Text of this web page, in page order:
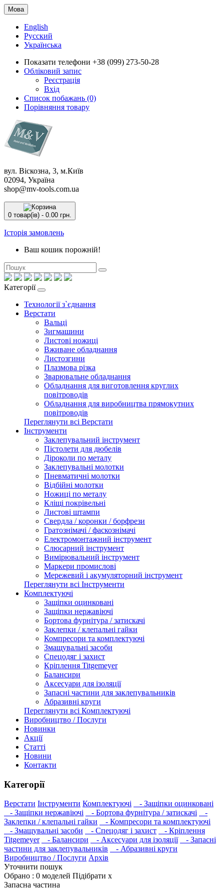
Мова
English
Русский
Українська
Показати телефони +38 (099) 273-50-28
Обліковий запис
Реєстрація
Вхід
Список побажань (0)
Порівняння товару
вул. Віскозна, 3, м.Київ
02094, Україна
shop@mv-tools.com.ua
0 товар(ів) - 0.00 грн.
Історія замовлень
Ваш кошик порожній!
Категорії
Технології з`єднання
Верстати
Вальці
Зигмашини
Листові ножиці
Вживане обладнання
Листозгини
Плазмова різка
Зварювальне обладнання
Обладнання для виготовлення круглих
повітроводів
Обладнання для виробництва прямокутних
повітроводів
Переглянути всі Верстати
Інструменти
Заклепувальний інструмент
Пістолети для дюбелів
Діроколи по металу
Заклепувальні молотки
Пневматичні молотки
Відбійні молотки
Ножиці по металу
Кліщі покрівельні
Листові штампи
Свердла / коронки / борфрези
Гратознімачі / фаскознімачі
Електромонтажний інструмент
Слюсарний інструмент
Вимірювальний інструмент
Маркери промислові
Мережевий і акумуляторний інструмент
Переглянути всі Інструменти
Комплектуючі
Защіпки оцинковані
Защіпки нержавіючі
Бортова фурнітура / затискачі
Заклепки / клепальні гайки
Компресори та комплектуючі
Змащувальні засоби
Спецодяг і захист
Кріплення Titgemeyer
Балансири
Аксесуари для ізоляції
Запасні частини для заклепувальників
Абразивні круги
Переглянути всі Комплектуючі
Виробництво / Послуги
Новинки
Акції
Статті
Новини
Контакти
Категорії
Верстати Інструменти Комплектуючі
- Защіпки оцинковані
- Защіпки нержавіючі
- Бортова фурнітура / затискачі
-
Заклепки / клепальні гайки
- Компресори та комплектуючі
- Змащувальні засоби
- Спецодяг і захист
- Кріплення
Titgemeyer
- Балансири - Аксесуари для ізоляції
- Запасні
частини для заклепувальників
- Абразивні круги
Виробництво / Послуги Архів
Уточнити пошук
Обрано : 0 моделей Підібрати x
Запасна частина